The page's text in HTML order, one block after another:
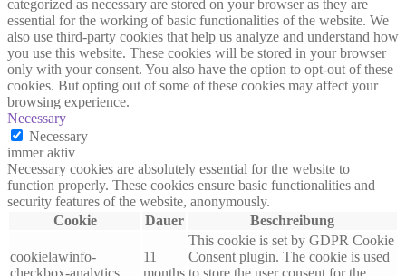
categorized as necessary are stored on your browser as they are
essential for the working of basic functionalities of the website. We
also use third-party cookies that help us analyze and understand how
you use this website. These cookies will be stored in your browser
only with your consent. You also have the option to opt-out of these
cookies. But opting out of some of these cookies may affect your
browsing experience.
Necessary
Necessary
immer aktiv
Necessary cookies are absolutely essential for the website to
function properly. These cookies ensure basic functionalities and
security features of the website, anonymously.
Cookie
Dauer Beschreibung
cookielawinfo-
11
This cookie is set by GDPR Cookie
Consent plugin. The cookie is used